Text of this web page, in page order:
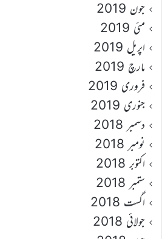
جون 2019
مئی 2019
اپریل 2019
مارچ 2019
فروری 2019
جنوری 2019
دسمبر 2018
نومبر 2018
اکتوبر 2018
ستمبر 2018
اگست 2018
جولائی 2018